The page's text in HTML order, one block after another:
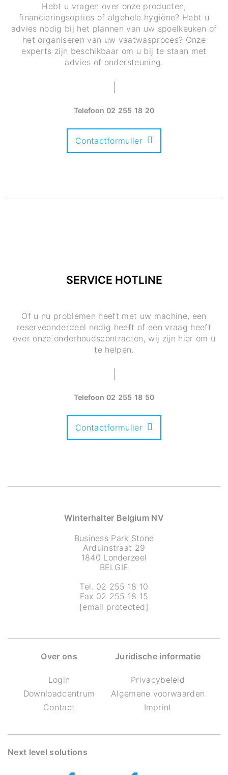
Hebt u vragen over onze producten,
financieringsopties of algehele hygiëne? Hebt u
advies nodig bij het plannen van uw spoelkeuken of
het organiseren van uw vaatwasproces? Onze
experts zijn beschikbaar om u bij te staan met
advies of ondersteuning.
Telefoon 02 255 18 20
Contactformulier
SERVICE HOTLINE
Of u nu problemen heeft met uw machine, een
reserveonderdeel nodig heeft of een vraag heeft
over onze onderhoudscontracten, wij zijn hier om u
te helpen.
Telefoon 02 255 18 50
Contactformulier
Winterhalter Belgium NV
Business Park Stone
Arduinstraat 29
1840 Londerzeel
BELGIE
Tel. 02 255 18 10
Fax 02 255 18 15
[email protected]
Over ons
Login
Downloadcentrum
Contact
Juridische informatie
Privacybeleid
Algemene voorwaarden
Imprint
Next level solutions